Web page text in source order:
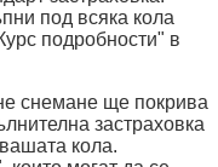
под всяка кола
подробности" в
снемане ще покрива
застраховка
кола.